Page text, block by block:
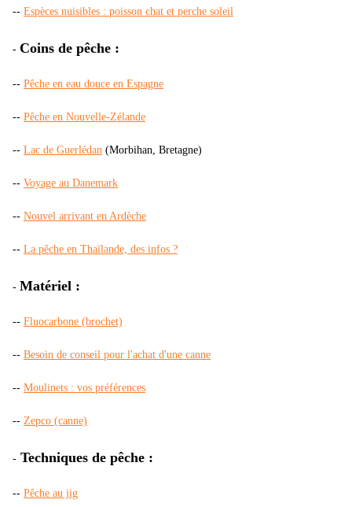
-- Espèces nuisibles : poisson chat et perche soleil
- Coins de pêche :
-- Pêche en eau douce en Espagne
-- Pêche en Nouvelle-Zélande
-- Lac de Guerlédan (Morbihan, Bretagne)
-- Voyage au Danemark
-- Nouvel arrivant en Ardèche
-- La pêche en Thaïlande, des infos ?
- Matériel :
-- Fluocarbone (brochet)
-- Besoin de conseil pour l'achat d'une canne
-- Moulinets : vos préférences
-- Zepco (canne)
- Techniques de pêche :
-- Pêche au jig